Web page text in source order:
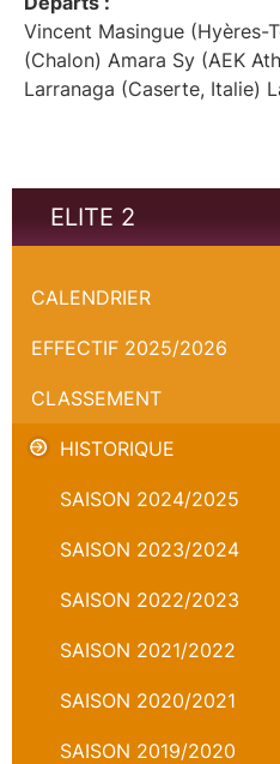
Vincent Masingue (Hyères-
(Chalon) Amara Sy (AEK
Larranaga (Caserte, Italie)
ELITE 2
CALENDRIER
EFFECTIF 2025/2026
CLASSEMENT
HISTORIQUE
SAISON 2024/2025
SAISON 2023/2024
SAISON 2022/2023
SAISON 2021/2022
SAISON 2020/2021
SAISON 2019/2020